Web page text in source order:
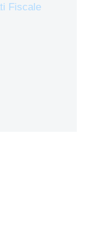
Fiscale